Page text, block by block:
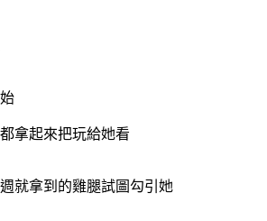
拿起來把玩給她看
就拿到的雞腿試圖勾引她